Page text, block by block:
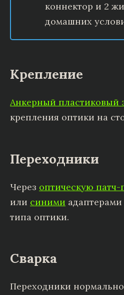
коннектор и 2
домашних
Крепление
Анкерный пластиковый
крепления оптики на
Переходники
Через оптическую патч-
или синими
типа оптики.
Сварка
Переходники